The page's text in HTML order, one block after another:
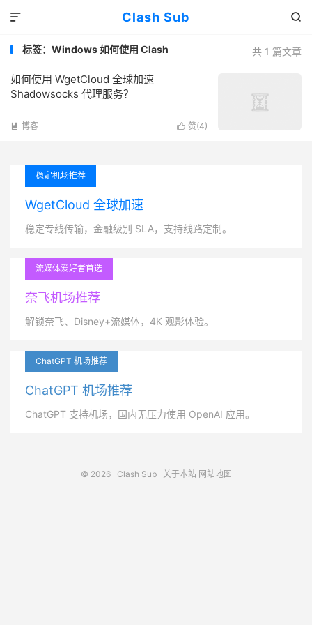
Clash Sub 

共 1 篇文章
标签：Windows 如何使用 Clash
如何使用 WgetCloud 全球加速
Shadowsocks 代理服务？
 赞(4)
 博客
稳定机场推荐
WgetCloud 全球加速
稳定专线传输，金融级别 SLA，支持线路定制。
流媒体爱好者首选
奈飞机场推荐
解锁奈飞、Disney+流媒体，4K 观影体验。
ChatGPT 机场推荐
ChatGPT 机场推荐
ChatGPT 支持机场，国内无压力使用 OpenAI 应用。
© 2026 Clash Sub 关于本站 网站地图